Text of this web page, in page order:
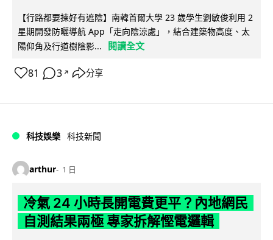
【行路都要揀好有遮陰】南韓首爾大學 23 歲學生劉敏俊利用 2
星期開發防曬導航 App「走向陰涼處」，結合建築物高度、太
陽仰角及行道樹陰影...
閱讀全文
81 3 ↗ 分享
科技娛樂 科技新聞
arthur 1 日
冷氣 24 小時長開電費更平？內地網民
自測結果兩極 專家拆解慳電邏輯